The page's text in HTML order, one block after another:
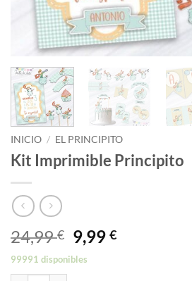
INICIO / EL PRINCIPITO
Kit Imprimible Principito
24,99€ El
precio
original
9,99€El
99991 disponibles